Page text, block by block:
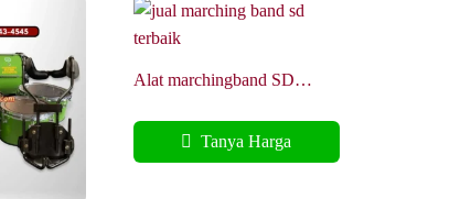
Alat marchingband SD
Tanya Harga